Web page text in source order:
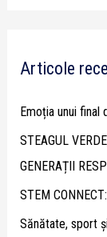
c
o
r
:
Articole
Emoția unui final
STEAGUL
GENERAȚII
STEM
Sănătate, sport